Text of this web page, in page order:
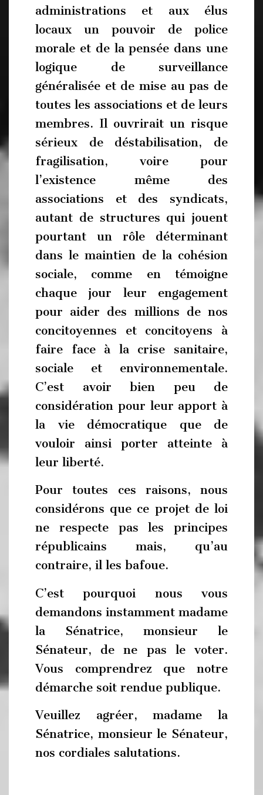
administrations et aux élus
locaux un pouvoir de police
morale et de la pensée dans une
logique de surveillance
généralisée et de mise au pas de
toutes les associations et de leurs
membres. Il ouvrirait un risque
sérieux de déstabilisation, de
fragilisation, voire pour
l’existence même des
associations et des syndicats,
autant de structures qui jouent
pourtant un rôle déterminant
dans le maintien de la cohésion
sociale, comme en témoigne
chaque jour leur engagement
pour aider des millions de nos
concitoyennes et concitoyens à
faire face à la crise sanitaire,
sociale et environnementale.
C’est avoir bien peu de
considération pour leur apport à
la vie démocratique que de
vouloir ainsi porter atteinte à
leur liberté.
Pour toutes ces raisons, nous
considérons que ce projet de loi
ne respecte pas les principes
républicains mais, qu’au
contraire, il les bafoue.
C’est pourquoi nous vous
demandons instamment madame
la Sénatrice, monsieur le
Sénateur, de ne pas le voter.
Vous comprendrez que notre
démarche soit rendue publique.
Veuillez agréer, madame la
Sénatrice, monsieur le Sénateur,
nos cordiales salutations.